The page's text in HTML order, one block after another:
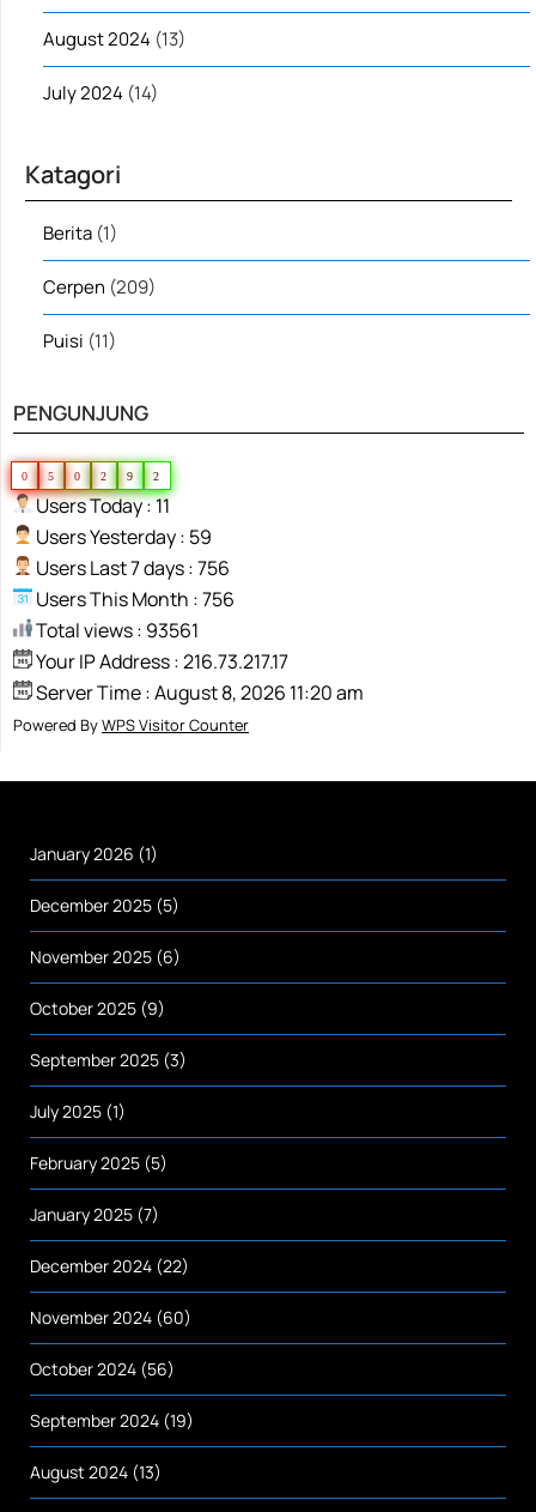
August 2024 (13)
July 2024 (14)
Katagori
Berita (1)
Cerpen (209)
Puisi (11)
PENGUNJUNG
0 5 0 2 9 2
Users Today : 11
Users Yesterday : 59
Users Last 7 days : 756
Users This Month : 756
Total views : 93561
Your IP Address : 216.73.217.17
Server Time : August 8, 2026 11:20 am
Powered ByWPS Visitor Counter
January 2026 (1)
December 2025 (5)
November 2025 (6)
October 2025 (9)
September 2025 (3)
July 2025 (1)
February 2025 (5)
January 2025 (7)
December 2024 (22)
November 2024 (60)
October 2024 (56)
September 2024 (19)
August 2024 (13)